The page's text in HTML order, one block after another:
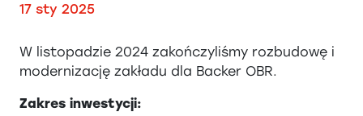
17 sty 2025
W listopadzie 2024 zakończyliśmy rozbudowę i
modernizację zakładu dla Backer OBR.
Zakres inwestycji: